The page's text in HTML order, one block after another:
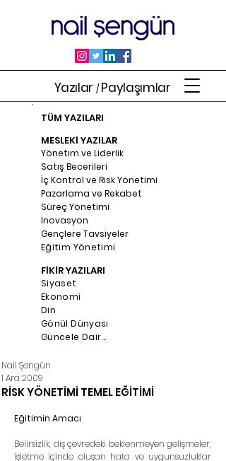
Yazılar /Paylaşımlar
TÜM YAZILARI
MESLEKİ YAZILAR
Yönetim ve Liderlik
Satış Becerileri
İç Kontrol ve Risk Yönetimi
Pazarlama ve Rekabet
Süreç Yönetimi
İnovasyon
Gençlere Tavsiyeler
Eğitim Yönetimi
FİKİR YAZILARI
Siyaset
Ekonomi
Din
Gönül Dünyası
Güncele Dair...
RİSK YÖNETİMİ TEMEL EĞİTİMİ
Nail Şengün
1 Ara 2009
Eğitimin Amacı
Belirsizlik, dış çevredeki beklenmeyen gelişmeler,
işletme içinde oluşan hata ve uygunsuzluklar